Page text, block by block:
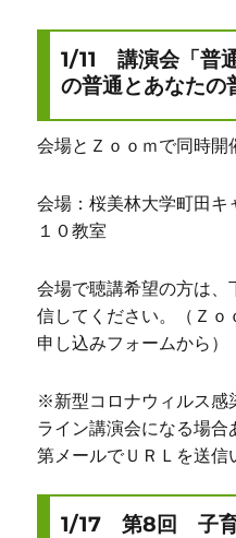
1/11 講演会「普
の普通とあなたの
会場とＺｏｏｍで同時開
会場：桜美林大学町田
１０教室
会場で聴講希望の方は、
信してください。（Ｚ
申し込みフォームから）
※新型コロナウィルス感
ライン講演会になる場合
第メールでＵＲＬを送信
1/17 第8回 子育